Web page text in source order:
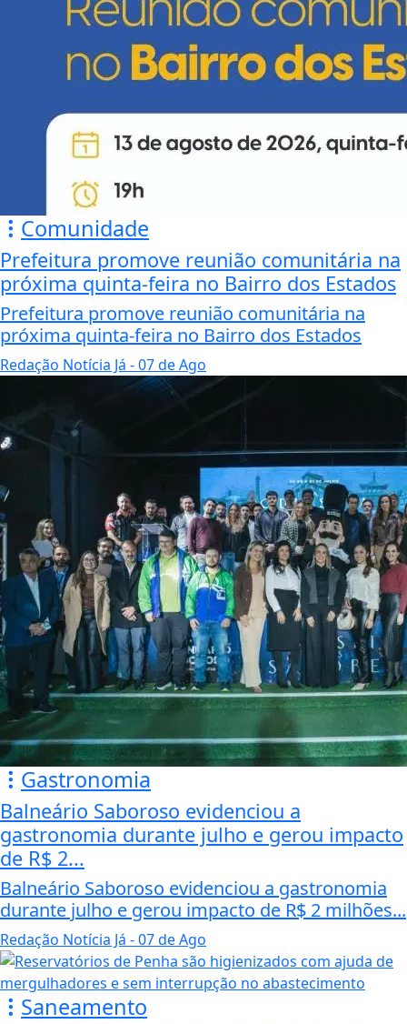
Comunidade
Prefeitura promove reunião comunitária na
próxima quinta-feira no Bairro dos Estados
Prefeitura promove reunião comunitária na
próxima quinta-feira no Bairro dos Estados
Redação Notícia Já - 07 de Ago
Gastronomia
Balneário Saboroso evidenciou a
gastronomia durante julho e gerou impacto
de R$ 2...
Balneário Saboroso evidenciou a gastronomia
durante julho e gerou impacto de R$ 2 milhões...
Redação Notícia Já - 07 de Ago
Saneamento